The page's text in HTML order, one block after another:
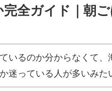
全ガイド｜朝
いるのか分からなくて、
迷っている人が多いみた